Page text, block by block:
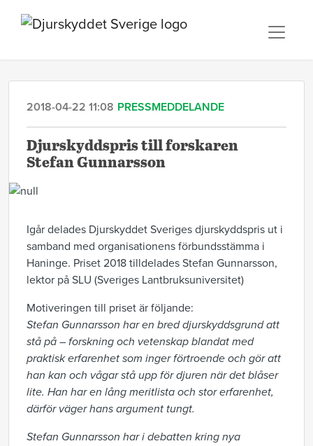
2018-04-22 11:08 PRESSMEDDELANDE
Djurskyddspris till forskaren
Stefan Gunnarsson
Igår delades Djurskyddet Sveriges djurskyddspris ut i
samband med organisationens förbundsstämma i
Haninge. Priset 2018 tilldelades Stefan Gunnarsson,
lektor på SLU (Sveriges Lantbruksuniversitet)
Motiveringen till priset är följande:
Stefan Gunnarsson har en bred djurskyddsgrund att
stå på – forskning och vetenskap blandat med
praktisk erfarenhet som inger förtroende och gör att
han kan och vågar stå upp för djuren när det blåser
lite. Han har en lång meritlista och stor erfarenhet,
därför väger hans argument tungt.
Stefan Gunnarsson har i debatten kring nya